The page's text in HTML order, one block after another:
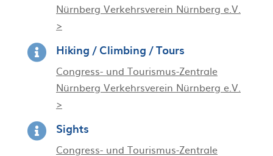
Nürnberg Verkehrsverein Nürnberg e.V.
>
 Hiking / Climbing / Tours
Congress- und Tourismus-Zentrale
Nürnberg Verkehrsverein Nürnberg e.V.
>
 Sights
Congress- und Tourismus-Zentrale